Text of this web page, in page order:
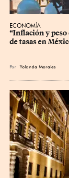
ECONOMÍA
“Inflación y peso
de tasas en
Por Yolanda Morales